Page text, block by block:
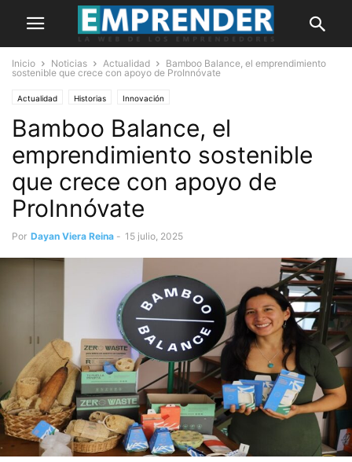
Inicio Noticias Actualidad
Bamboo Balance, el emprendimiento
sostenible que crece con apoyo de ProInnóvate
Actualidad Historias Innovación
Bamboo Balance, el
emprendimiento sostenible
que crece con apoyo de
ProInnóvate
Por Dayan Viera Reina - 15 julio, 2025